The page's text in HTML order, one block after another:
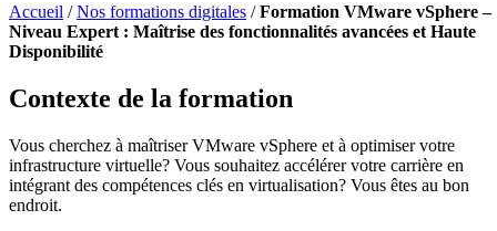
Accueil /Nos formations digitales /Formation VMware vSphere –
Niveau Expert : Maîtrise des fonctionnalités avancées et Haute
Disponibilité
Contexte de la formation
Vous cherchez à maîtriser VMware vSphere et à optimiser votre
infrastructure virtuelle? Vous souhaitez accélérer votre carrière en
intégrant des compétences clés en virtualisation? Vous êtes au bon
endroit.